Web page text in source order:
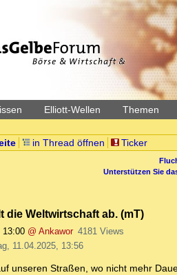
Elliott-Wellen Themen
in Thread öffnen Ticker
Unterstützen Sie
die Weltwirtschaft ab. (mT)
13:00 @ Ankawor 4181 Views
11.04.2025, 13:56
unseren Straßen, wo nicht mehr